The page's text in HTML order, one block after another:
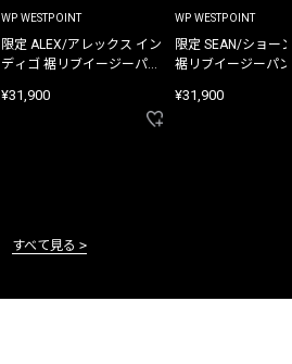
WP WESTPOINT
限定 ALEX/アレックス イン
ディゴ 裾リブイージーパン
¥31,900
WP WESTPOINT
限定 SEAN/ショー
裾リブイージーパ
¥31,900
すべて見る